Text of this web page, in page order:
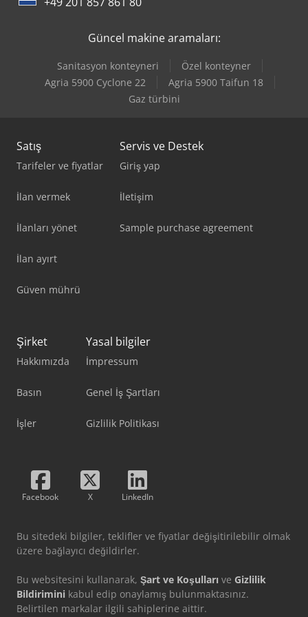
Güncel makine aramaları:
Sanitasyon konteyneri
Özel konteyner
Agria 5900 Cyclone 22
Agria 5900 Taifun 18
Gaz türbini
Satış
Tarifeler ve fiyatlar
İlan vermek
İlanları yönet
İlan ayırt
Güven mührü
Servis ve Destek
Giriş yap
İletişim
Sample purchase agreement
Şirket
Hakkımızda
Basın
İşler
Yasal bilgiler
İmpressum
Genel İş Şartları
Gizlilik Politikası
Facebook X LinkedIn
Bu sitedeki bilgiler, teklifler ve fiyatlar değişitirilebilir olmak
üzere bağlayıcı değildirler.
Bu websitesini kullanarak, Şart ve Koşulları ve Gizlilik
Bildirimini kabul edip onaylamış bulunmaktasınız.
Belirtilen markalar ilgili sahiplerine aittir.